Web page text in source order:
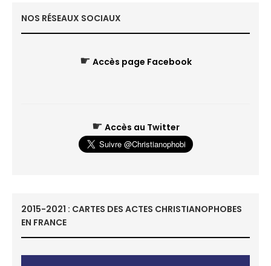
NOS RÉSEAUX SOCIAUX
☛ Accès page Facebook
☛ Accès au Twitter
2015-2021 : CARTES DES ACTES CHRISTIANOPHOBES
EN FRANCE